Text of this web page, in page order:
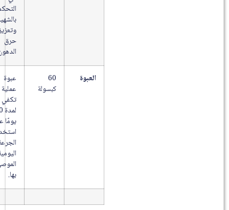
التحكم
بالشهية
وتعزيز
الدهون.
العبوة
كبسولة
لمدة 20
يومًا عند
استخدام
الجرعة
اليومية
الموصى